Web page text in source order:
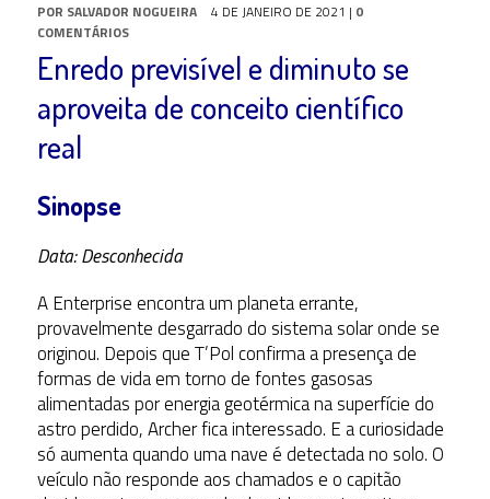
POR SALVADOR NOGUEIRA 4 DE JANEIRO DE 2021 | 0
COMENTÁRIOS
Enredo previsível e diminuto se
aproveita de conceito científico
real
Sinopse
Data: Desconhecida
A Enterprise encontra um planeta errante,
provavelmente desgarrado do sistema solar onde se
originou. Depois que T’Pol confirma a presença de
formas de vida em torno de fontes gasosas
alimentadas por energia geotérmica na superfície do
astro perdido, Archer fica interessado. E a curiosidade
só aumenta quando uma nave é detectada no solo. O
veículo não responde aos chamados e o capitão